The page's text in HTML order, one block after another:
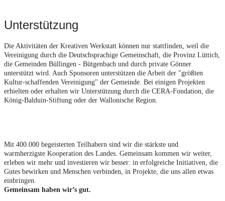
Unterstützung
Die Aktivitäten der Kreativen Werkstatt können nur stattfinden, weil die
Vereinigung durch die Deutschsprachige Gemeinschaft, die Provinz Lüttich,
die Gemeinden Büllingen - Bütgenbach und durch private Gönner
unterstützt wird. Auch Sponsoren unterstützen die Arbeit der "größten
Kultur-schaffenden Vereinigung" der Gemeinde. Bei einigen Projekten
erhielten oder erhalten wir Unterstützung durch die CERA-Fondation, die
König-Balduin-Stiftung oder der Wallonische Region.
Mit 400.000 begeisterten Teilhabern sind wir die stärkste und
warmherzigste Kooperation des Landes. Gemeinsam kommen wir weiter,
erleben wir mehr und investieren wir besser: in erfolgreiche Initiativen, die
Gutes bewirken und Menschen verbinden, in Projekte, die uns allen etwas
einbringen.
Gemeinsam haben wir’s gut.